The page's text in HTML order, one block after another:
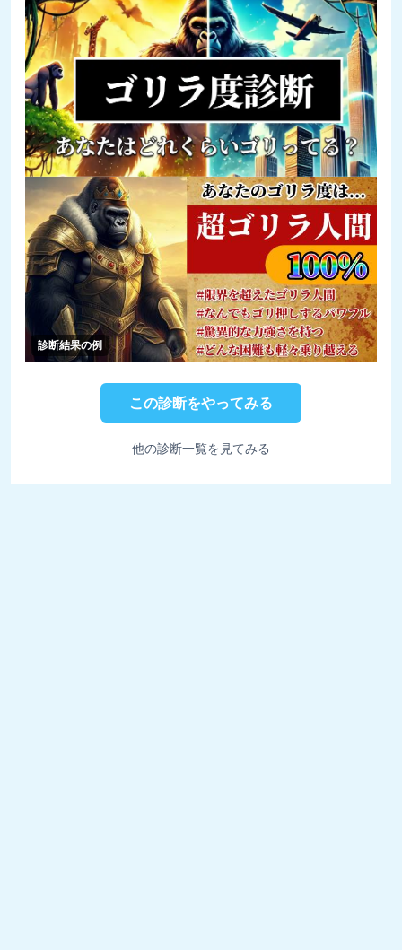
診断結果の例
この診断をやってみる
他の診断一覧を見てみる